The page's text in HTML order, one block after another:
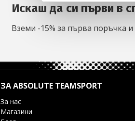
Искаш да си първи в
Вземи -15% за първа поръчка
ЗА ABSOLUTE TEAMSPORT
За нас
Магазини